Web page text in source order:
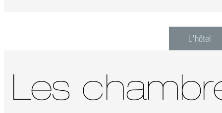
L'hôtel
Les